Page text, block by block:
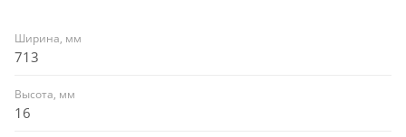
Ширина, мм
713
Высота, мм
16